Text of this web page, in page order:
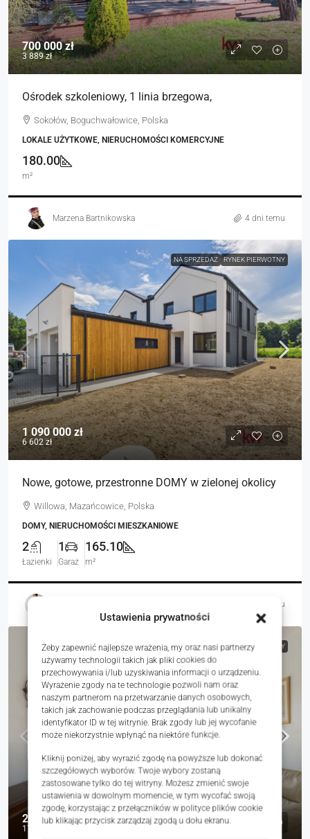
Ustawienia prywatności
Żeby zapewnić najlepsze wrażenia, my oraz nasi partnerzy
używamy technologii takich jak pliki cookies do
przechowywania i/lub uzyskiwania informacji o urządzeniu.
Wyrażenie zgody na te technologie pozwoli nam oraz
naszym partnerom na przetwarzanie danych osobowych,
takich jak zachowanie podczas przeglądania lub unikalny
identyfikator ID w tej witrynie. Brak zgody lub jej wycofanie
może niekorzystnie wpłynąć na niektóre funkcje.
Kliknij poniżej, aby wyrazić zgodę na powyższe lub dokonać
szczegółowych wyborów. Twoje wybory zostaną
zastosowane tylko do tej witryny. Możesz zmienić swoje
ustawienia w dowolnym momencie, w tym wycofać swoją
zgodę, korzystając z przełączników w polityce plików cookie
lub klikając przycisk zarządzaj zgodą u dołu ekranu.
700 000 zł
3 889 zł
Ośrodek szkoleniowy, 1 linia brzegowa,
Sokołów, Boguchwałowice, Polska
LOKALE UŻYTKOWE, NIERUCHOMOŚCI KOMERCYJNE
180.00
m²
Marzena Bartnikowska 4 dni temu
NA SPRZEDAŻ RYNEK PIERWOTNY
1 090 000 zł
6 602 zł
Nowe, gotowe, przestronne DOMY w zielonej okolicy
Willowa, Mazańcowice, Polska
DOMY, NIERUCHOMOŚCI MIESZKANIOWE
2
Łazienki
1
Garaż
165.10
m²
4 dni temu
NA WYNAJEM RYNEK WTÓRNY
2 000 zł
17 zł